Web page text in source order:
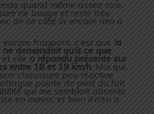
quand même assez rare.
ne bouge et reste très
de ce côté là encore rien à
encore frappant, c’est que la
ne demandait qu’à ce que
et elle a répondu présente sur
entre 18 et 19 km/h. Moi qui
chaussure peu réactive
pointe de pied du fait
qui me semblait absente
en mains: et bien il n’en a